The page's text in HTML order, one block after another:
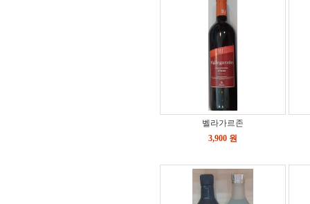
벨라가르존
3,900 원